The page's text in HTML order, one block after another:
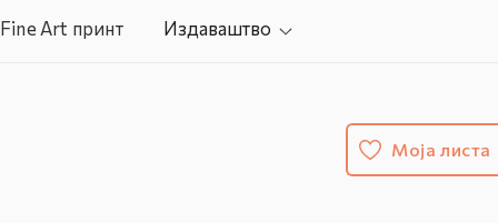
Моја листа
Fine Art принт Издаваштво
з